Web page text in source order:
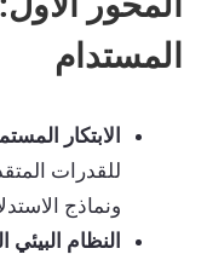
المستدام
الابتكار
ونماذج
النظام البيئي